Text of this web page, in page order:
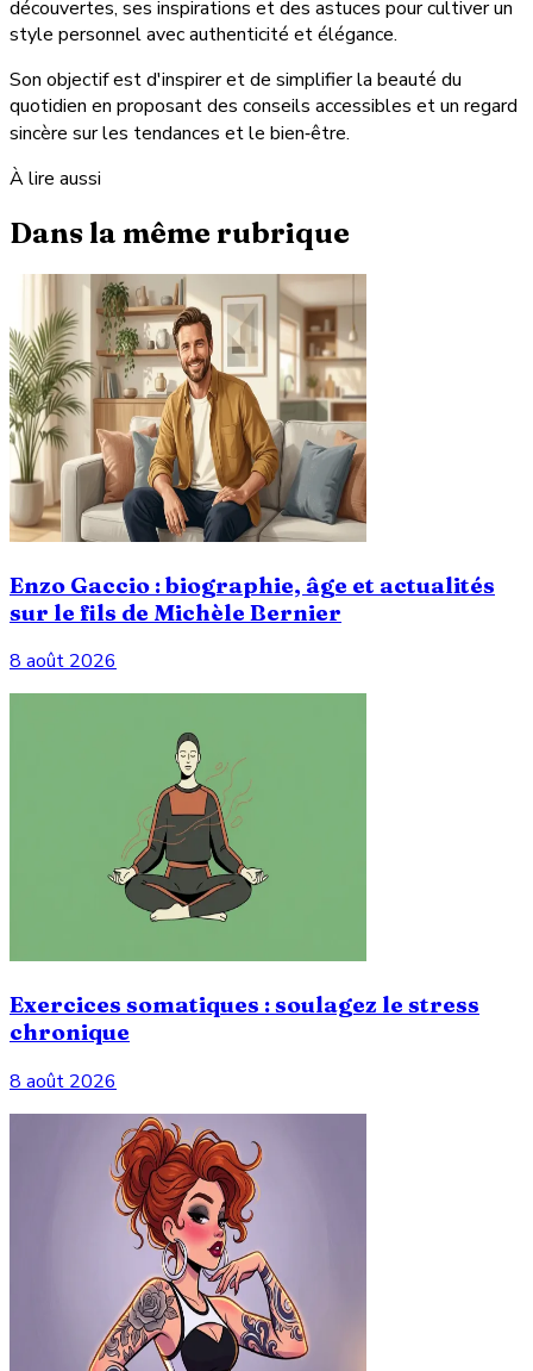
découvertes, ses inspirations et des astuces pour cultiver un
style personnel avec authenticité et élégance.
Son objectif est d'inspirer et de simplifier la beauté du
quotidien en proposant des conseils accessibles et un regard
sincère sur les tendances et le bien‑être.
À lire aussi
Dans la même rubrique
Enzo Gaccio : biographie, âge et actualités
sur le fils de Michèle Bernier
8 août 2026
Exercices somatiques : soulagez le stress
chronique
8 août 2026